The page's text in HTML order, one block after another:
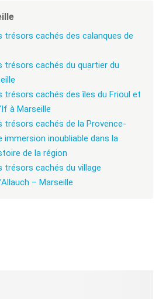
trésors cachés des calanques de
trésors cachés du quartier du
trésors cachés des îles du Frioul et
à Marseille
trésors cachés de la Provence-
immersion inoubliable dans la
de la région
trésors cachés du village
– Marseille